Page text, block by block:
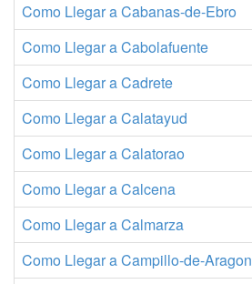
Como Llegar a Cabanas-de-Ebro
Como Llegar a Cabolafuente
Como Llegar a Cadrete
Como Llegar a Calatayud
Como Llegar a Calatorao
Como Llegar a Calcena
Como Llegar a Calmarza
Como Llegar a Campillo-de-Aragon